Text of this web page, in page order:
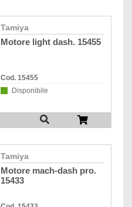
tamiya
motore light dash. 15455
Cod. 15455
Disponibile
tamiya
motore mach-dash pro.
15433